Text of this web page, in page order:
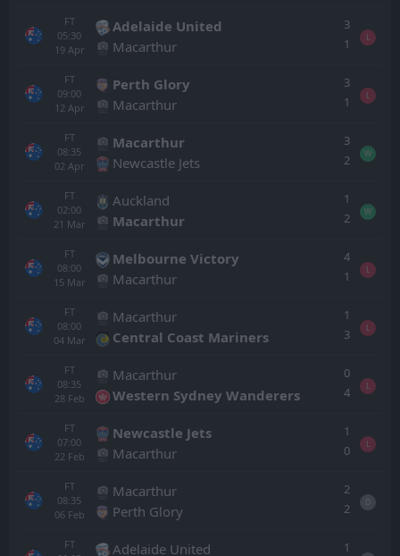
FT
05:30
19 Apr
Adelaide United
Macarthur
3
1
L
FT
09:00
12 Apr
Perth Glory
Macarthur
3
1
L
FT
08:35
02 Apr
Macarthur
Newcastle Jets
3
2
W
FT
02:00
21 Mar
Auckland
Macarthur
1
2
W
FT
08:00
15 Mar
Melbourne Victory
Macarthur
4
1
L
FT
08:00
04 Mar
Macarthur
Central Coast Mariners
1
3
L
FT
08:35
28 Feb
Macarthur
Western Sydney Wanderers
0
4
L
FT
07:00
22 Feb
Newcastle Jets
Macarthur
1
0
L
FT
08:35
06 Feb
Macarthur
Perth Glory
2
2
D
FT
Adelaide United
1